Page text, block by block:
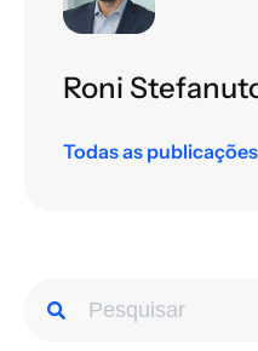
Roni
Todas as publicações